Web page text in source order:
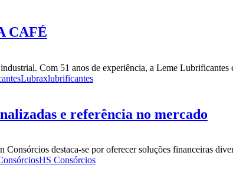
CAFÉ
Com 51 anos de experiência, a Leme Lubrificantes
Lubraxlubrificantes
e referência no mercado
destaca-se por oferecer soluções financeiras
HS Consórcios